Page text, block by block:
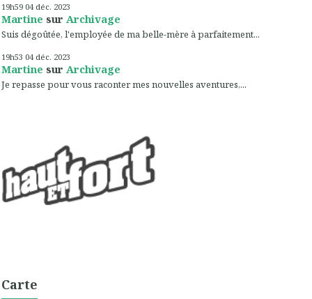
19h59 04 déc. 2023
Martine sur Archivage
Suis dégoûtée, l'employée de ma belle-mère à parfaitement...
19h53 04 déc. 2023
Martine sur Archivage
Je repasse pour vous raconter mes nouvelles aventures,...
Carte